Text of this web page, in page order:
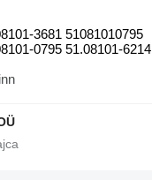
3681 51081010795
0795 51.08101-6214